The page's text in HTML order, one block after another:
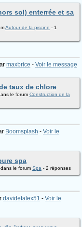
sol) enterrée et sa
Autour de la piscine - 1
maxbrice - Voir le message
taux de chlore
le forum Construction de la
Boomsplash - Voir le
spa
le forum Spa - 2 réponses
davidetalex51 - Voir le